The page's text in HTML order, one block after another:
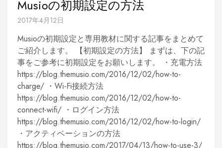
Musioの初期設定の方法
2017年4月12日
Musioの初期設定と専用教材に関する記事をまとめて
ご紹介します。 【初期設定の方法】 まずは、下の記
事をご参考に初期設定をお願いします。 ・充電方法
https://blog.themusio.com/2016/12/02/how-to-
charge/ ・Wi-Fi接続方法
https://blog.themusio.com/2016/12/02/how-to-
connect-wifi/ ・ログイン方法
https://blog.themusio.com/2016/12/02/how-to-login/
・アクティベーションの方法
https://blog.themusio.com/2017/04/13/how-to-use-3/